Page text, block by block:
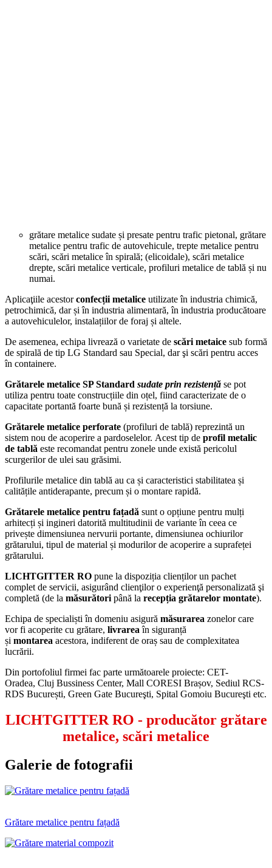
grătare metalice sudate și presate pentru trafic pietonal, grătare
metalice pentru trafic de autovehicule, trepte metalice pentru
scări, scări metalice în spirală; (elicoidale), scări metalice
drepte, scări metalice verticale, profiluri metalice de tablă și nu
numai.
Aplicaţiile acestorconfecții metalice utilizate în industria chimică,
petrochimică, dar și în industria alimentară, în industria producătoare
a autovehiculelor, instalațiilor de foraj și altele.
De asemenea, echipa livrează o varietate de scări metaice sub formă
de spirală de tip LG Standard sau Special, dar şi scări pentru acces
în containere.
Grătarele metalice SP Standard sudate prin rezistență se pot
utiliza pentru toate construcțiile din oțel, fiind caracterizate de o
capacitate portantă foarte bună și rezistență la torsiune.
Grătarele metalice perforate (profiluri de tablă) reprezintă un
sistem nou de acoperire a pardoselelor. Acest tip de profil metalic
de tablă este recomandat pentru zonele unde există pericolul
scurgerilor de ulei sau grăsimi.
Profilurile metalice din tablă au ca și caracteristici stabilitatea și
calitățile antiderapante, precum și o montare rapidă.
Grătarele metalice pentru fațadă sunt o opțiune pentru mulți
arhitecți și ingineri datorită multitudinii de variante în ceea ce
privește dimensiunea nervurii portante, dimensiunea ochiurilor
grătarului, tipul de material și modurilor de acoperire a suprafeței
grătarului.
LICHTGITTER RO pune la dispoziția clienților un pachet
complet de servicii, asigurând clienţilor o experienţă personalizată şi
completă (de la măsurători până la recepția grătarelor montate).
Echipa de specialiști în domeniu asigură măsurarea zonelor care
vor fi acoperite cu grătare, livrarea în siguranță
și montarea acestora, indiferent de oraș sau de complexitatea
lucrării.
Din portofoliul firmei fac parte următoarele proiecte: CET-
Oradea, Cluj Bussiness Center, Mall CORESI Brașov, Sediul RCS-
RDS București, Green Gate Bucureşti, Spital Gomoiu Bucureşti etc.
LICHTGITTER RO - producător grătare
metalice, scări metalice
Galerie de fotografii
Grătare metalice pentru fațadă